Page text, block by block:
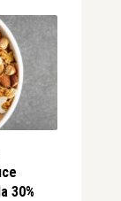
30%